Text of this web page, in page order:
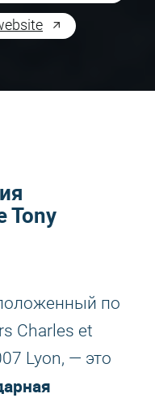
Tony
по
Charles et
Lyon, — это